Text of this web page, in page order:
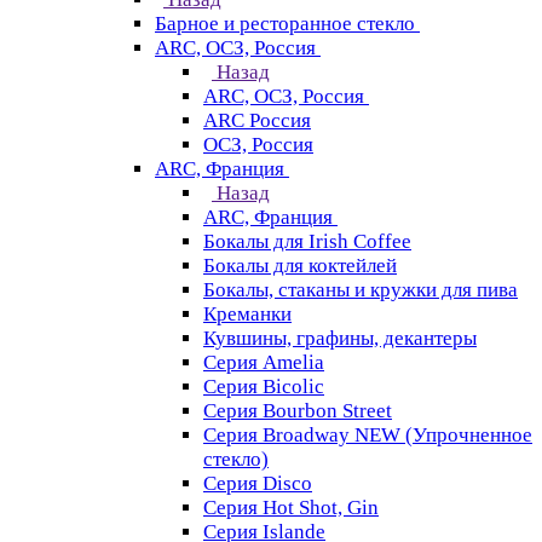
Барное и ресторанное стекло
ARC, ОСЗ, Россия
Назад
ARC, ОСЗ, Россия
ARC Россия
ОСЗ, Россия
ARC, Франция
Назад
ARC, Франция
Бокалы для Irish Coffee
Бокалы для коктейлей
Бокалы, стаканы и кружки для пива
Креманки
Кувшины, графины, декантеры
Серия Amelia
Серия Bicolic
Серия Bourbon Street
Серия Broadway NEW (Упрочненное
стекло)
Серия Disco
Серия Hot Shot, Gin
Серия Islande